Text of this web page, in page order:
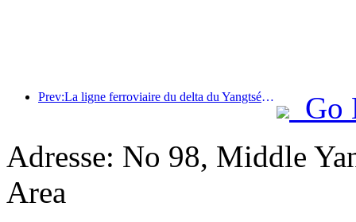
Prev:La ligne ferroviaire du delta du Yangtsé a transporté plus de 21,38 millions de passagers pendant les vacances du 1er mai.
Go
Adresse: No 98, Middle
Area